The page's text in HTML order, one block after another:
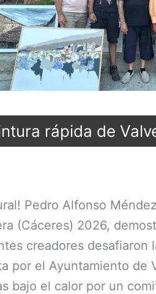
rápida de
Pedro Alfonso
(Cáceres) 2026,
creadores desafiaron
por el Ayuntamiento de
bajo el calor por un